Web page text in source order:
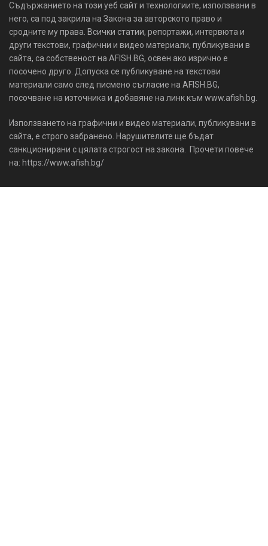
Съдържанието на този уеб сайт и технологиите, използвани в
него, са под закрила на Закона за авторското право и
сродните му права. Всички статии, репортажи, интервюта и
други текстови, графични и видео материали, публикувани в
сайта, са собственост на AFISH.BG, освен ако изрично е
посочено друго. Допуска се публикуване на текстови
материали само след писмено съгласие на AFISH.BG,
посочване на източника и добавяне на линк към www.afish.bg.
Използването на графични и видео материали, публикувани в
сайта, е строго забранено. Нарушителите ще бъдат
санкционирани с цялата строгост на закона. Прочети повече
на: https://www.afish.bg/